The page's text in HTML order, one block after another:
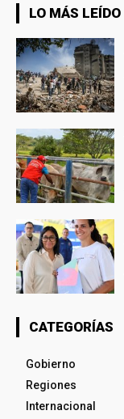
LO MÁS LEÍDO
CATEGORÍAS
Gobierno
Regiones
Internacional